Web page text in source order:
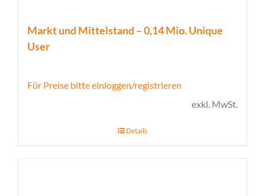
Markt und Mittelstand – 0,14 Mio. Unique
User
Für Preise bitte einloggen/registrieren
exkl. MwSt.
Details